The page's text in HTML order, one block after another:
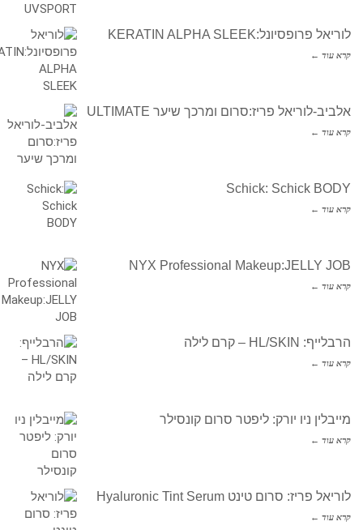
לוריאל פרופסיונל:KERATIN ALPHA SLEEK
קרא עוד ←
אלביב-לוריאל פריז:סרום ומרכך שיער ULTIMATE
קרא עוד ←
Schick: Schick BODY
קרא עוד ←
NYX Professional Makeup:JELLY JOB
קרא עוד ←
הרבלייף: HL/SKIN – קרם לילה
קרא עוד ←
מייבלין ניו יורק: ליפטר סרום קונסילר
קרא עוד ←
לוריאל פריז: סרום טינט Hyaluronic Tint Serum
קרא עוד ←